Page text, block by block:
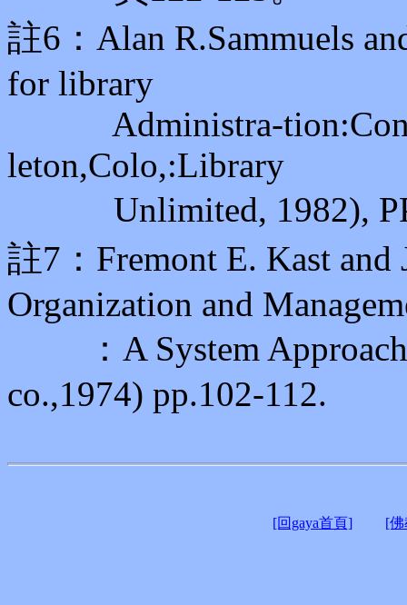
註6：Alan R.Sammuels
for library
Administra-
leton,Colo,:Library
Unlimited, 1982),
註7：Fremont E. Kast and
Organization and
：A System Approach
co.,1974) pp.102-112.
[回gaya首頁] [